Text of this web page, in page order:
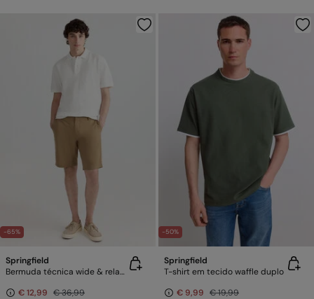
-65%
Springfield
Bermuda técnica wide & relaxed fit
€ 12,99 € 36,99
-50%
Springfield
T-shirt em tecido waffle duplo
€ 9,99 € 19,99